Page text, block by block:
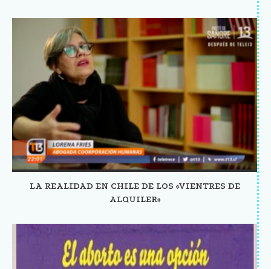
LA REALIDAD EN CHILE DE LOS «VIENTRES DE
ALQUILER»